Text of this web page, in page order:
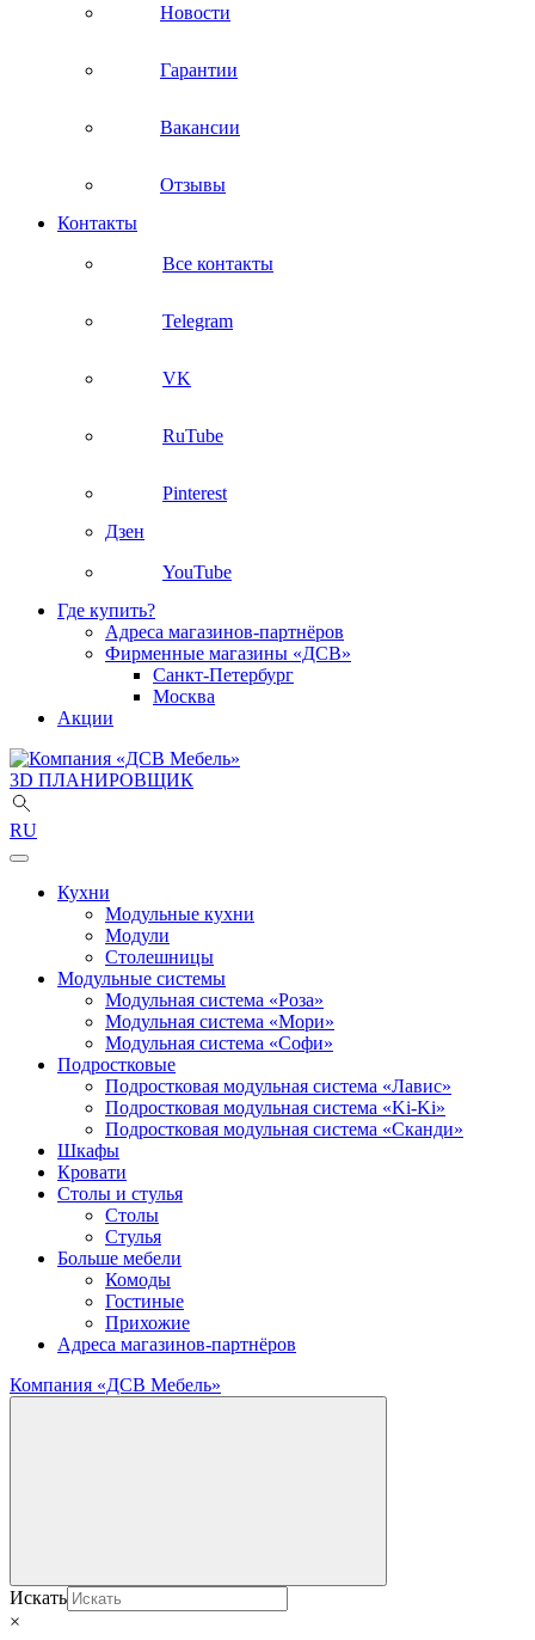
Новости
Гарантии
Вакансии
Отзывы
Контакты
Все контакты
Telegram
VK
RuTube
Pinterest
Дзен
YouTube
Где купить?
Адреса магазинов-партнёров
Фирменные магазины «ДСВ»
Санкт-Петербург
Москва
Акции
3D ПЛАНИРОВЩИК
RU
Кухни
Модульные кухни
Модули
Столешницы
Модульные системы
Модульная система «Роза»
Модульная система «Мори»
Модульная система «Софи»
Подростковые
Подростковая модульная система «Лавис»
Подростковая модульная система «Ki-Ki»
Подростковая модульная система «Сканди»
Шкафы
Кровати
Столы и стулья
Столы
Стулья
Больше мебели
Комоды
Гостиные
Прихожие
Адреса магазинов-партнёров
Компания «ДСВ Мебель»
Искать
×